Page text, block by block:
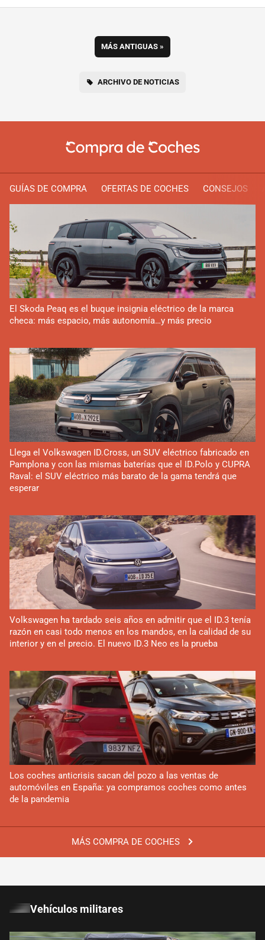
MÁS ANTIGUAS »
ARCHIVO DE NOTICIAS
GUÍAS DE COMPRA OFERTAS DE COCHES CONSEJOS
MÁS COMPRA DE COCHES
El Skoda Peaq es el buque insignia eléctrico de la marca
checa: más espacio, más autonomía…y más precio
Llega el Volkswagen ID.Cross, un SUV eléctrico fabricado en
Pamplona y con las mismas baterías que el ID.Polo y CUPRA
Raval: el SUV eléctrico más barato de la gama tendrá que
esperar
Volkswagen ha tardado seis años en admitir que el ID.3 tenía
razón en casi todo menos en los mandos, en la calidad de su
interior y en el precio. El nuevo ID.3 Neo es la prueba
Los coches anticrisis sacan del pozo a las ventas de
automóviles en España: ya compramos coches como antes
de la pandemia
Vehículos militares